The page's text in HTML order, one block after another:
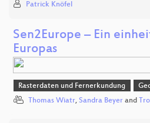
Patrick Knöfel
Sen2Europe – Ein
Europas
Rasterdaten und Fernerkundung
Thomas Wiatr, Sandra Beyer and